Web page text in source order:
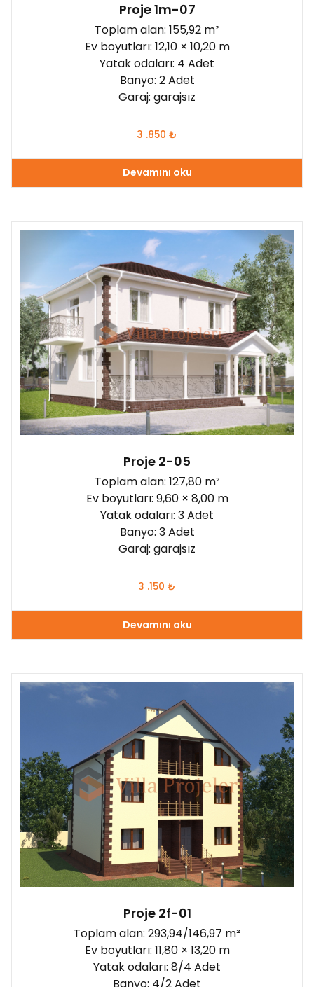
Proje 1m-07
Toplam alan: 155,92 m²
Ev boyutları: 12,10 × 10,20 m
Yatak odaları: 4 Adet
Banyo: 2 Adet
Garaj: garajsız
3 .850 ₺
Devamını oku
Proje 2-05
Toplam alan: 127,80 m²
Ev boyutları: 9,60 × 8,00 m
Yatak odaları: 3 Adet
Banyo: 3 Adet
Garaj: garajsız
3 .150 ₺
Devamını oku
Proje 2f-01
Toplam alan: 293,94/146,97 m²
Ev boyutları: 11,80 × 13,20 m
Yatak odaları: 8/4 Adet